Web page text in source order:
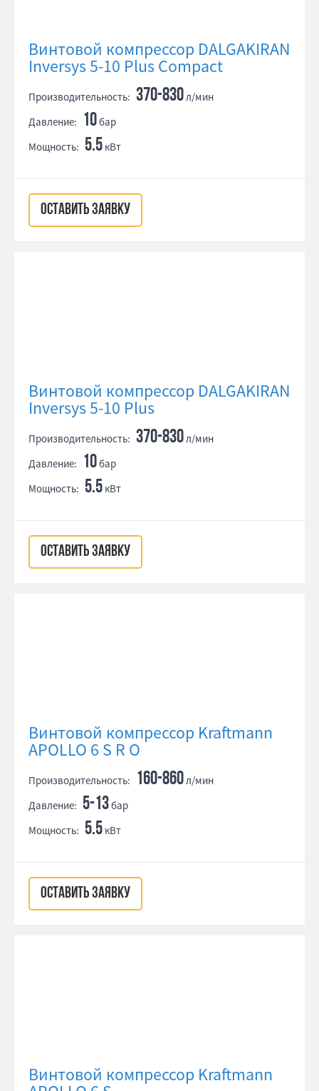
Винтовой компрессор DALGAKIRAN
Inversys 5-10 Plus Compact
Производительность: 370-830л/мин
Давление: 10бар
Мощность: 5.5 кВт
ОСТАВИТЬ ЗАЯВКУ
Винтовой компрессор DALGAKIRAN
Inversys 5-10 Plus
Производительность: 370-830л/мин
Давление: 10бар
Мощность: 5.5 кВт
ОСТАВИТЬ ЗАЯВКУ
Винтовой компрессор Kraftmann
APOLLO 6 S R O
Производительность: 160-860л/мин
Давление: 5-13бар
Мощность: 5.5 кВт
ОСТАВИТЬ ЗАЯВКУ
Винтовой компрессор Kraftmann